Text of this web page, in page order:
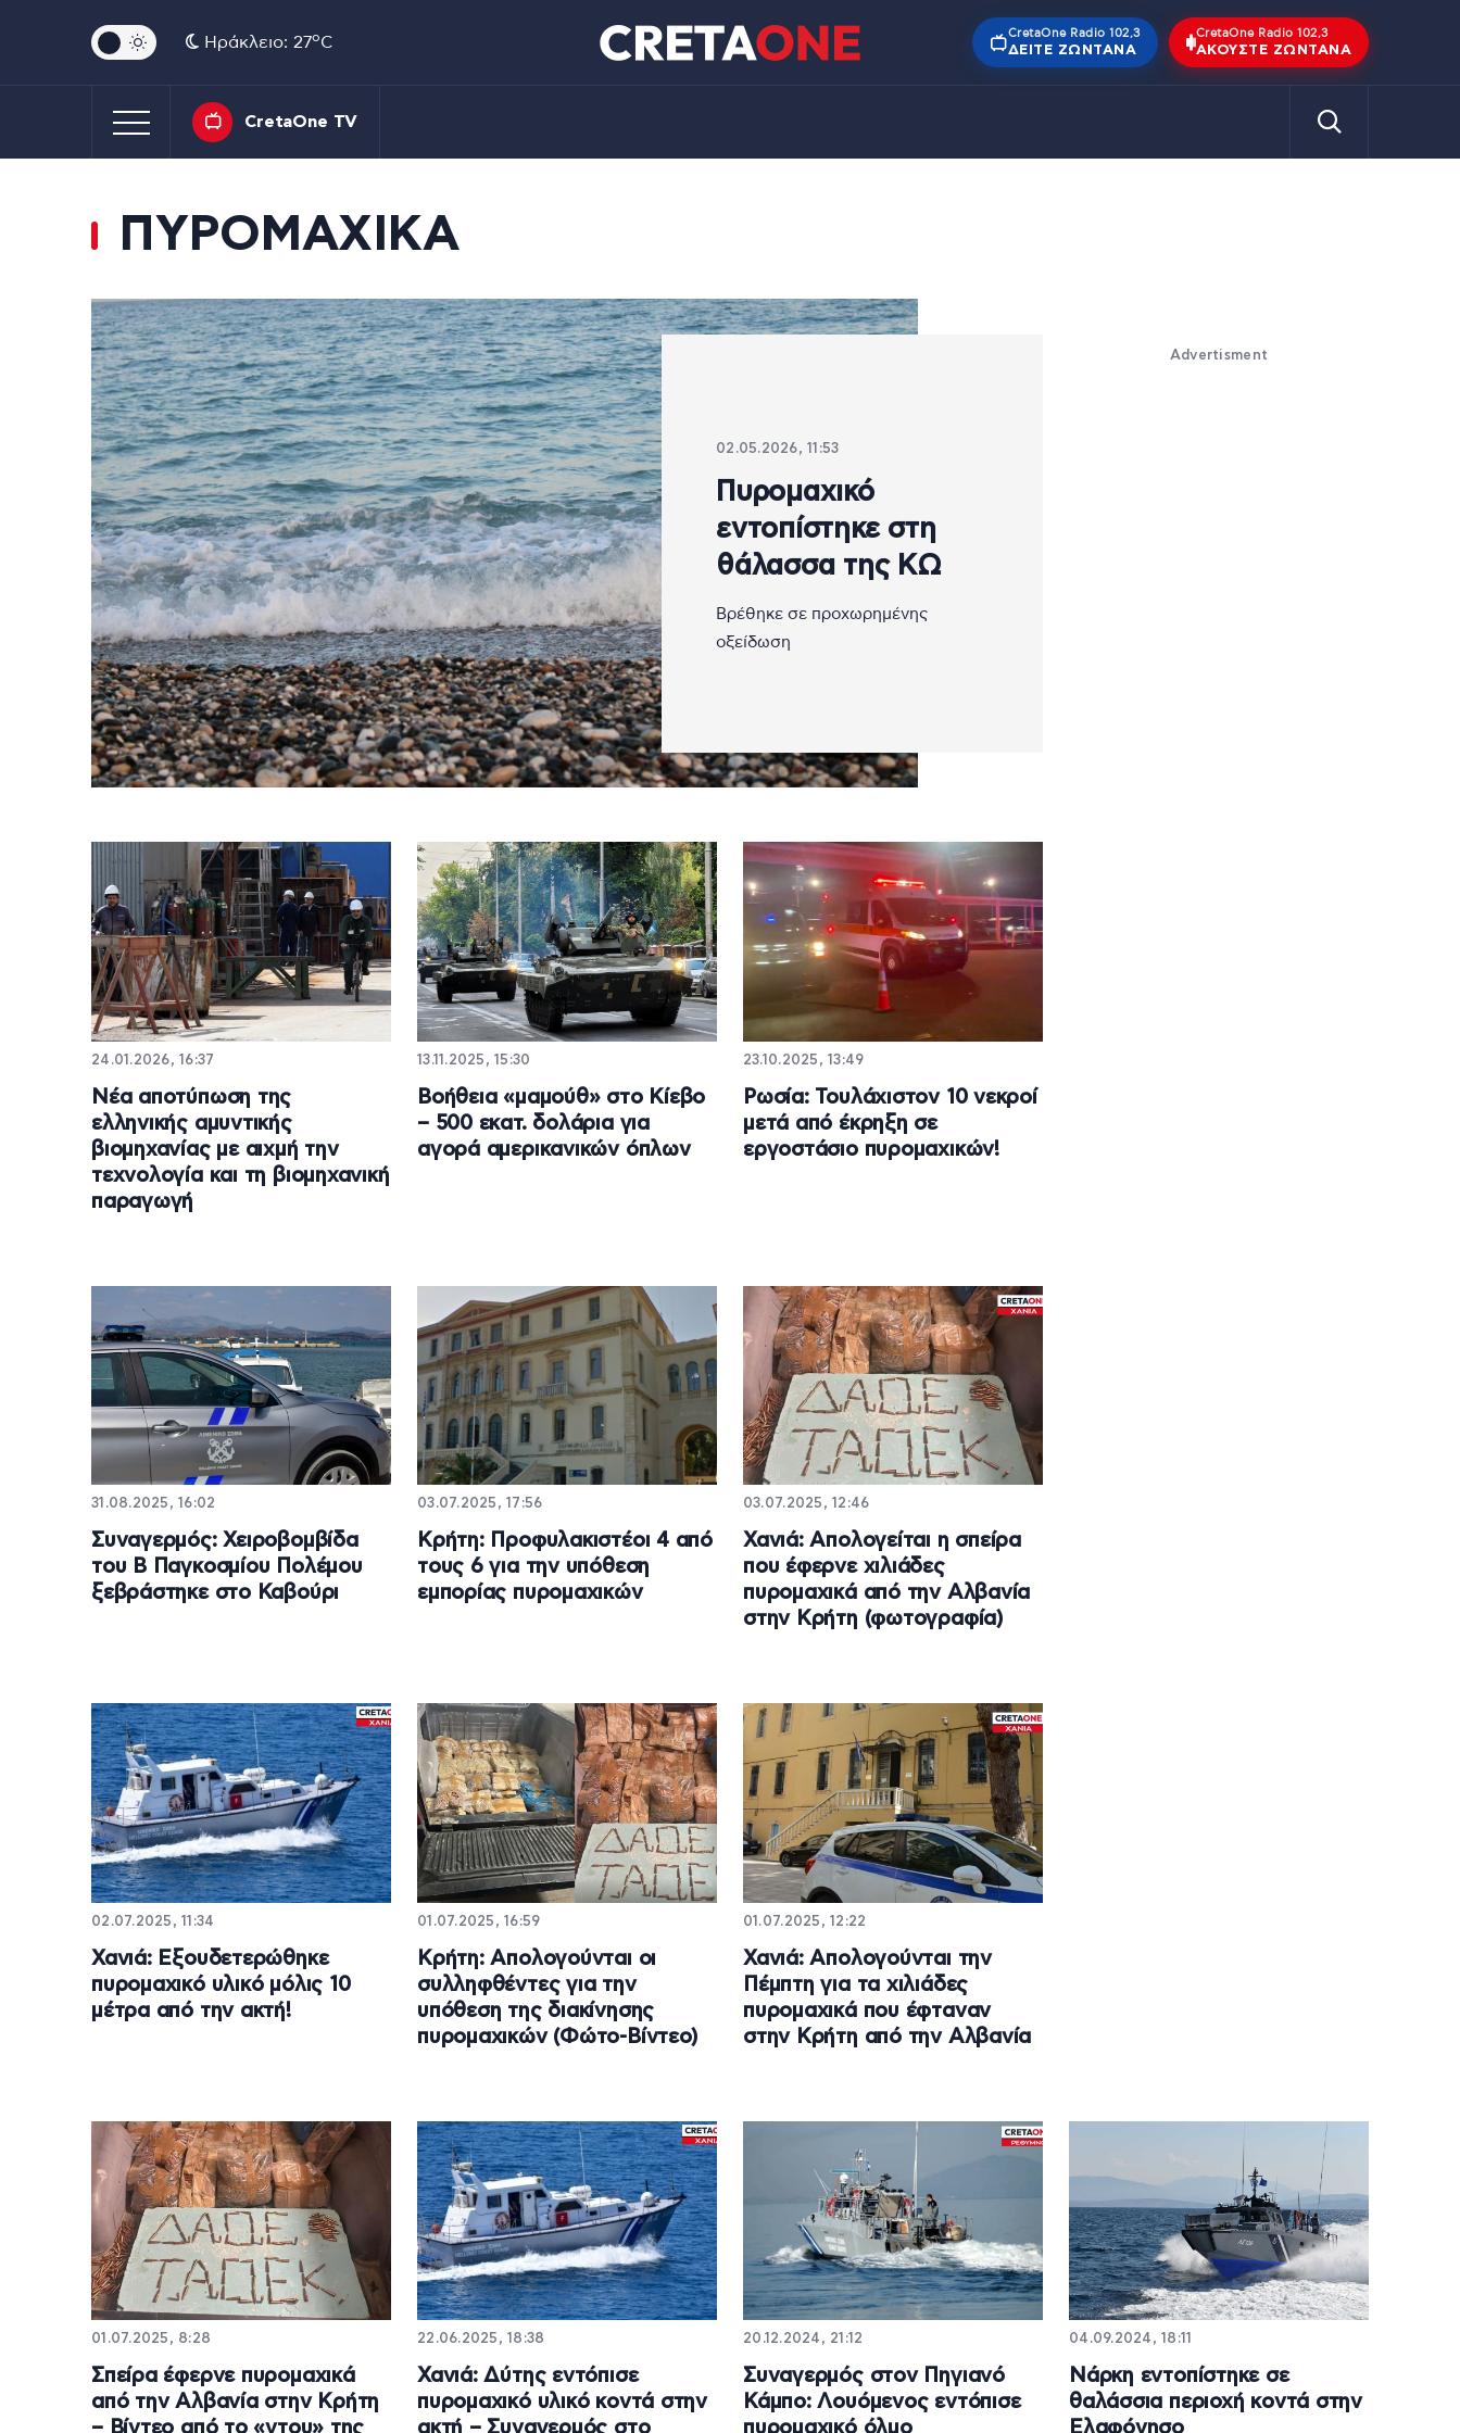
Ηράκλειο: 27oC
CretaOne Radio 102,3
ΔΕΊΤΕ ΖΩΝΤΑΝΆ
CretaOne Radio 102,3
ΑΚΟΎΣΤΕ ΖΩΝΤΑΝΆ
CretaOne TV
ΠΥΡΟΜΑΧΙΚΑ
02.05.2026, 11:53
Πυρομαχικό
εντοπίστηκε στη
θάλασσα της ΚΩ
Βρέθηκε σε προχωρημένης
οξείδωση
24.01.2026, 16:37
Νέα αποτύπωση της
ελληνικής αμυντικής
βιομηχανίας με αιχμή την
τεχνολογία και τη βιομηχανική
παραγωγή
13.11.2025, 15:30
Βοήθεια «μαμούθ» στο Κίεβο
– 500 εκατ. δολάρια για
αγορά αμερικανικών όπλων
23.10.2025, 13:49
Ρωσία: Τουλάχιστον 10 νεκροί
μετά από έκρηξη σε
εργοστάσιο πυρομαχικών!
31.08.2025, 16:02
Συναγερμός: Χειροβομβίδα
του Β Παγκοσμίου Πολέμου
ξεβράστηκε στο Καβούρι
03.07.2025, 17:56
Κρήτη: Προφυλακιστέοι 4 από
τους 6 για την υπόθεση
εμπορίας πυρομαχικών
03.07.2025, 12:46
Χανιά: Απολογείται η σπείρα
που έφερνε χιλιάδες
πυρομαχικά από την Αλβανία
στην Κρήτη (φωτογραφία)
02.07.2025, 11:34
Χανιά: Εξουδετερώθηκε
πυρομαχικό υλικό μόλις 10
μέτρα από την ακτή!
01.07.2025, 16:59
Κρήτη: Απολογούνται οι
συλληφθέντες για την
υπόθεση της διακίνησης
πυρομαχικών (Φώτο-Βίντεο)
01.07.2025, 12:22
Χανιά: Απολογούνται την
Πέμπτη για τα χιλιάδες
πυρομαχικά που έφταναν
στην Κρήτη από την Αλβανία
Advertisment
01.07.2025, 8:28
Σπείρα έφερνε πυρομαχικά
από την Αλβανία στην Κρήτη
– Βίντεο από το «ντου» της
22.06.2025, 18:38
Χανιά: Δύτης εντόπισε
πυρομαχικό υλικό κοντά στην
ακτή – Συναγερμός στο
20.12.2024, 21:12
Συναγερμός στον Πηγιανό
Κάμπο: Λουόμενος εντόπισε
πυρομαχικό όλμο
04.09.2024, 18:11
Νάρκη εντοπίστηκε σε
θαλάσσια περιοχή κοντά στην
Ελαφόνησο